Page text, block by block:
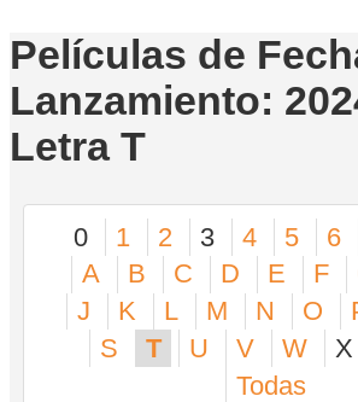
Películas de
Lanzamiento:
Letra T
0 1 2 3 4 5 6
A
B C D E F
J
K L M N O
S
T U V W X
Todas